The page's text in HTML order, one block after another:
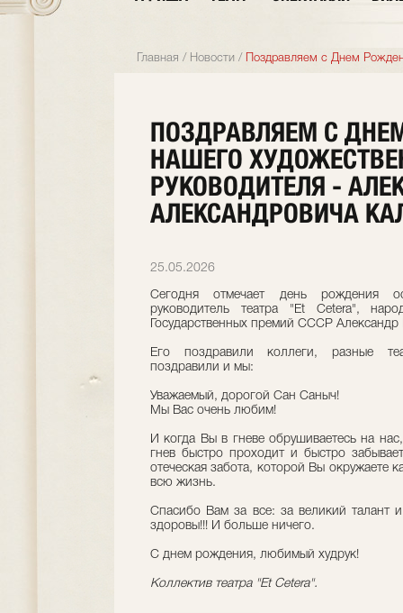
Главная / Новости / Поздравляем с Днем
ПОЗДРАВЛЯЕМ С
НАШЕГО
РУКОВОДИТЕЛЯ -
АЛЕКСАНДРОВИЧА
25.05.2026
Сегодня отмечает день рождения
руководитель театра "Et Cetera",
Государственных премий СССР Александр
Его поздравили коллеги, разные
поздравили и мы:
Уважаемый, дорогой Сан Саныч!
Мы Вас очень любим!
И когда Вы в гневе обрушиваетесь на
гнев быстро проходит и быстро
отеческая забота, которой Вы окружаете
всю жизнь.
Спасибо Вам за все: за великий талант и
здоровы!!! И больше ничего.
С днем рождения, любимый худрук!
Коллектив театра "Et Cetera".